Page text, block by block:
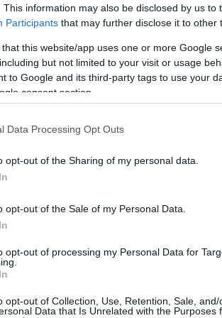
This information may also be disclosed by us to
Participants that may further disclose it to other
that this website/app uses one or more Google
but not limited to your visit or usage
to Google and its third-party tags to use your
consent section.
Data Processing Opt Outs
opt-out of the Sharing of my personal data.
opt-out of the Sale of my Personal Data.
opt-out of processing my Personal Data for
opt-out of Collection, Use, Retention, Sale, and/
Data that Is Unrelated with the Purposes
az énekesnő a bridgetowni Erzsébet királynő
való hozzájárulással szeretne
hazájának". A cél emberéletek
- mondta. A pénzből a klinika
szerezhet be.
a klinika Rihanna nagymamájáról
megismételte Madonna rekordját
Angelina a végzet asszonya, Rihanna pajkos
tarolhat az MTV videós díjátadóján